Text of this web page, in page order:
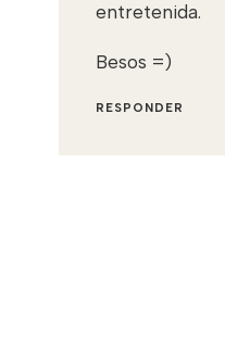
entretenida.
Besos =)
RESPONDER